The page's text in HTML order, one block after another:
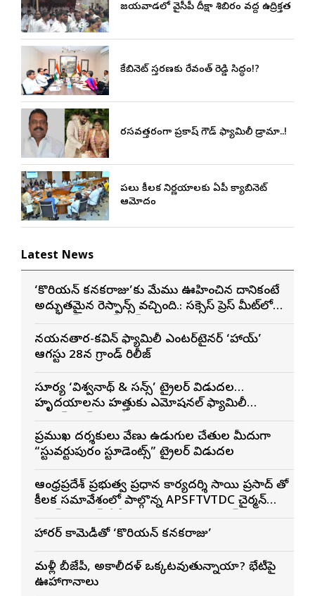
విజయవాడలో వైసీపీ దీక్షా శిబిరం వద్ద ఉద్రిక్తత
కేబినెట్ విస్తరణకు రేవంత్ రెడ్డి సిద్ధం!?
రసవత్తరంగా ప్రకాష్ గౌడ్ ఫ్యామిలీ డ్రామా..!
పలు కీలక నిర్ణయాలకు ఏపీ క్యాబినెట్
ఆమోదం
Latest News
‘కొరియన్ కనకరాజు’కు మేము ఊహించిన దానికంటే
అద్భుతమైన రెస్పాన్స్ వచ్చింది.: సక్సెస్ ప్రెస్ మీట్‌లో
నయనతార-కవిన్ ఫ్యామిలీ ఎంటర్‌టైనర్ ‘హాయ్’
ఆగస్టు 28న గ్రాండ్ రిలీజ్
సూర్య ‘విశ్వనాథ్ & సన్స్’ ట్రైలర్ విడుదల…
హృదయాలను హత్తుకునే ఎమోషనల్ ఫ్యామిలీ
ప్రముఖ దర్శకులు వేణు ఉడుగుల చేతుల మీదుగా
“స్టువర్టుపురం స్టూడెంట్స్” ట్రైలర్ విడుదల
ఆంధ్రప్రదేశ్ ప్రభుత్వ ప్రధాన కార్యదర్శి సాయి ప్రసాద్ తో
కీలక సమావేశంలో పాల్గొన్న APSFTVTDC చైర్మన్
శాఖల అధికారులు
హారర్ కామెడీతో ‘కొరియన్ కనకరాజు’
మళ్లీ బీజేపీ, అకాలీదళ్ ఒక్కటవుతున్నాయా? భేటీపై
ఊహాగానాలు